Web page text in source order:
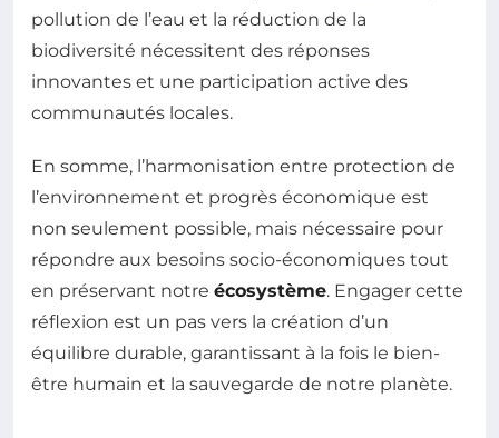
pollution de l’eau et la réduction de la
biodiversité nécessitent des réponses
innovantes et une participation active des
communautés locales.
En somme, l’harmonisation entre protection de
l’environnement et progrès économique est
non seulement possible, mais nécessaire pour
répondre aux besoins socio-économiques tout
en préservant notre écosystème. Engager cette
réflexion est un pas vers la création d’un
équilibre durable, garantissant à la fois le bien-
être humain et la sauvegarde de notre planète.